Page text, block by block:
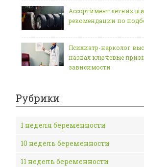
Ассортимент летних
рекомендации по
Психиатр-нарколог
назвал ключевые
зависимости
Рубрики
1 неделя беременности
10 недель беременности
11 недель беременности